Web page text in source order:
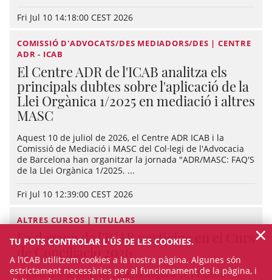
Fri Jul 10 14:18:00 CEST 2026
COMISSIÓ D'ADVOCATS/DES MEDIADORS/DES | CENTRE
ADR - ICAB
El Centre ADR de l'ICAB analitza els
principals dubtes sobre l'aplicació de la
Llei Orgànica 1/2025 en mediació i altres
MASC
Aquest 10 de juliol de 2026, el Centre ADR ICAB i la
Comissió de Mediació i MASC del Col·legi de l'Advocacia
de Barcelona han organitzar la jornada "ADR/MASC: FAQ'S
de la Llei Orgànica 1/2025. ...
Fri Jul 10 12:39:00 CEST 2026
ALTRES CURSOS | TITULARS
La degana de l’ICAB participa en el Curs
de Conciliació 2026
El dilluns 6 de juliol de 2026, la degana de l’Il·lustre
TU POTS CONTROLAR L'ÚS DE LES COOKIES.
A l’ICAB utilitzem cookies a la nostra pàgina. Algunes són
estrictament necessàries per al funcionament de la pàgina, i
×